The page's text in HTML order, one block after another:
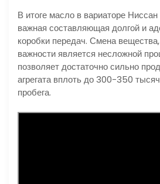
В итоге масло в вариаторе
важная составляющая долгой и
коробки передач. Смена
важности является несложной
позволяет достаточно сильно
агрегата вплоть до 300-350
пробега.